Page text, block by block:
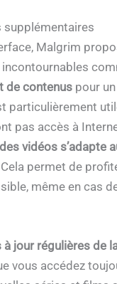
supplémentaires
Malgrim
de contenus pour
particulièrement
pas accès à
vidéos s’adapte
Cela permet de
même en cas
à jour régulières de
vous accédez